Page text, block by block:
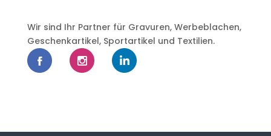
Wir sind Ihr Partner für Gravuren, Werbeblachen,
Geschenkartikel, Sportartikel und Textilien.